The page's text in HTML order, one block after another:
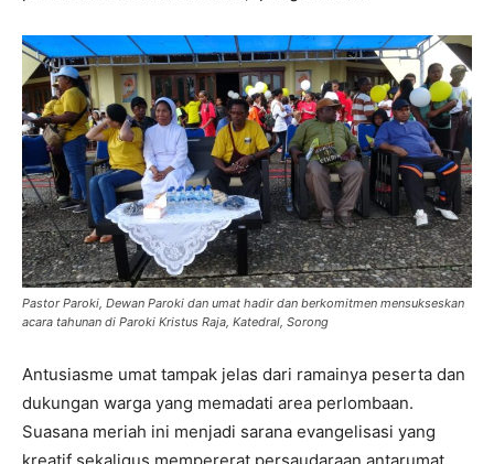
Pastor Paroki, Dewan Paroki dan umat hadir dan berkomitmen mensukseskan
acara tahunan di Paroki Kristus Raja, Katedral, Sorong
Antusiasme umat tampak jelas dari ramainya peserta dan
dukungan warga yang memadati area perlombaan.
Suasana meriah ini menjadi sarana evangelisasi yang